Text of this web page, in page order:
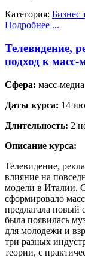
Категория: Бизнес
Подробнее ...
Телевидение,
подход к масс-
Сфера: масс-
Даты курса: 14
Длительность: 2
Описание курса:
Телевидение,
влияние на
модели в Италии.
сформировало
предлагала новый
была появилась
для молодежи и
три разных
теории, с